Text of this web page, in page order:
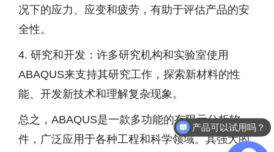
况下的应力、应变和疲劳，有助于评估产品的安
全性。
4. 研究和开发：许多研究机构和实验室使用
ABAQUS来支持其研究工作，探索新材料的性
能、开发新技术和理解复杂现象。
总之，ABAQUS是一款多功能的有限元分析软
件，广泛应用于各种工程和科学领域。其强大的
产品可以试用吗？